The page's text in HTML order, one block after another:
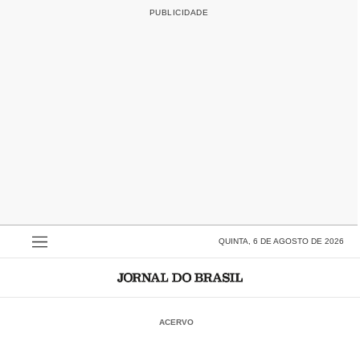
QUINTA, 6 DE AGOSTO DE 2026
ACERVO